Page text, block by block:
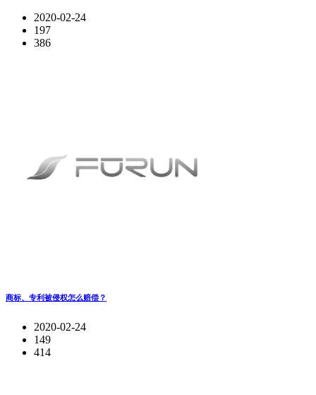
2020-02-24
197
386
商标、专利被侵权怎么赔偿？
2020-02-24
149
414